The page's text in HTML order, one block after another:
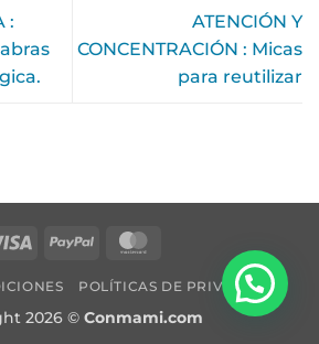
:
ATENCIÓN Y
CONCENTRACIÓN : Micas
para reutilizar
POLÍTICAS DE PRIVACIDAD
2026 © Conmami.com